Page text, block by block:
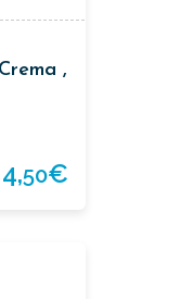
,
4,50€